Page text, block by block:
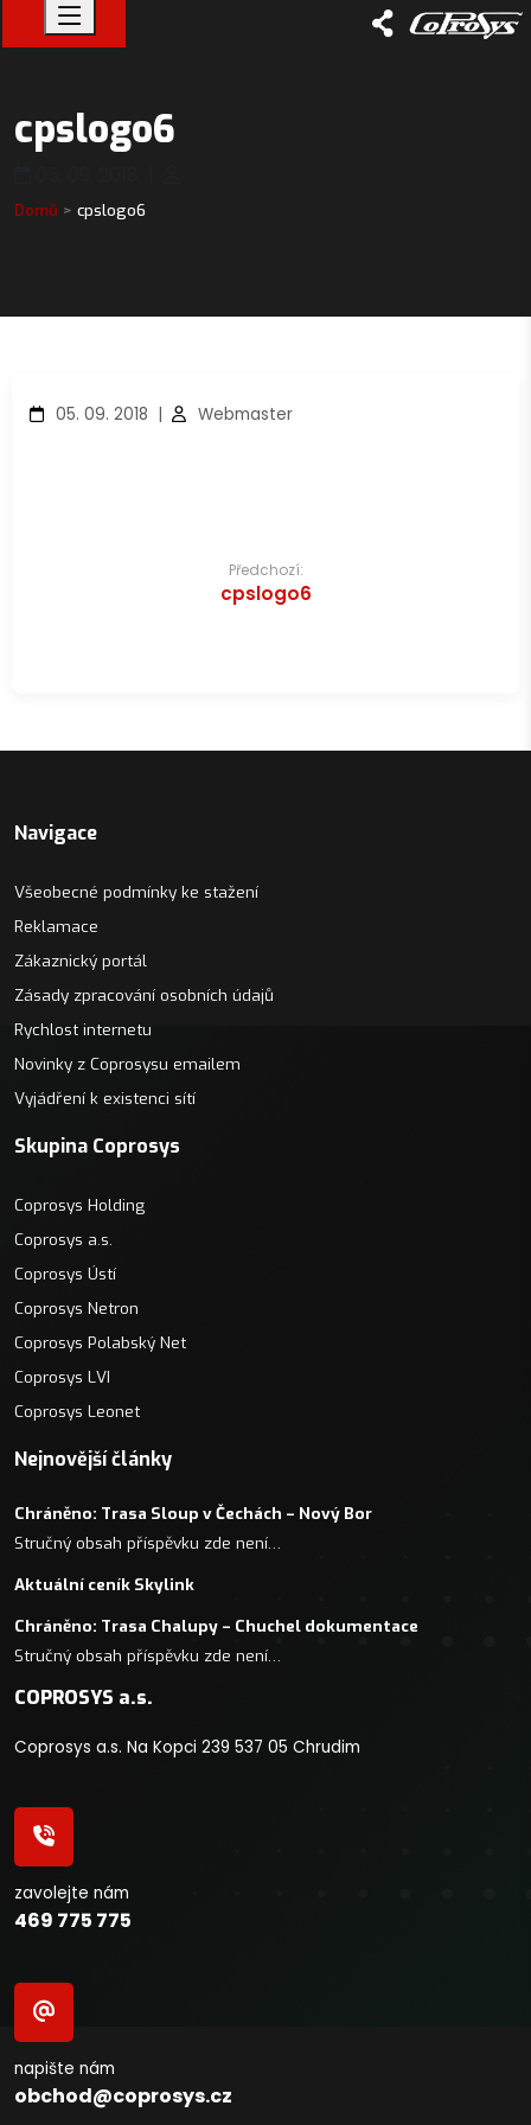
cpslogo6
Domů cpslogo6
05. 09. 2018 | Webmaster
Předchozí:
cpslogo6
Navigace
Všeobecné podmínky ke stažení
Reklamace
Zákaznický portál
Zásady zpracování osobních údajů
Rychlost internetu
Novinky z Coprosysu emailem
Vyjádření k existenci sítí
Skupina Coprosys
Coprosys Holding
Coprosys a.s.
Coprosys Ústí
Coprosys Netron
Coprosys Polabský Net
Coprosys LVI
Coprosys Leonet
Nejnovější články
Chráněno: Trasa Sloup v Čechách – Nový Bor
Stručný obsah příspěvku zde není…
Aktuální ceník Skylink
Chráněno: Trasa Chalupy – Chuchel dokumentace
Stručný obsah příspěvku zde není…
COPROSYS a.s.
Coprosys a.s. Na Kopci 239 537 05 Chrudim
zavolejte nám
469 775 775
napište nám
obchod@coprosys.cz